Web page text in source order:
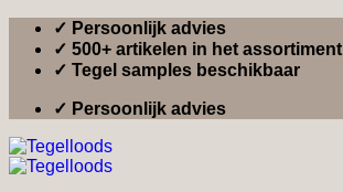
naar
inhoud
✓ Persoonlijk advies
✓ 500+ artikelen in het assortiment
✓ Tegel samples beschikbaar
✓ Persoonlijk advies